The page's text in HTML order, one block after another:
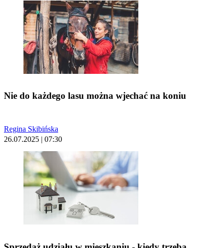
Nie do każdego lasu można wjechać na koniu
Regina Skibińska
26.07.2025 | 07:30